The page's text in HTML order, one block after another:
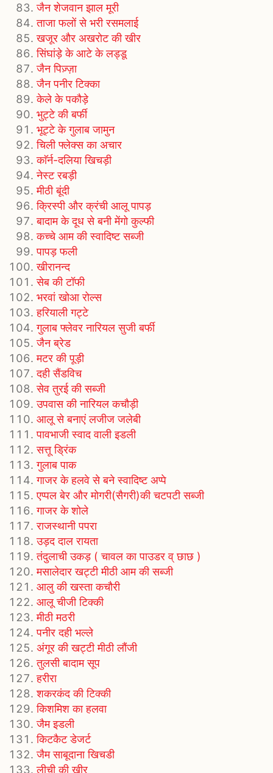
जैन शेजवान झाल मूरी
ताजा फलों से भरी रसमलाई
खजूर और अखरोट की खीर
सिंघांड़े के आटे के लड्डू
जैन पिज़्ज़ा
जैन पनीर टिक्का
केले के पकौड़े
भुट्टे की बर्फी
भूट्टे के गुलाब जामुन
चिली फ्लेक्स का अचार
काॅर्न-दलिया खिचड़ी
नेस्ट रबड़ी
मीठी बूंदी
क्रिस्पी और क्रंची आलू पापड़
बादाम के दूध से बनी मेंगो कुल्फी
कच्चे आम की स्वादिष्ट सब्जी
पापड़ फली
खीरानन्द
सेब की टॉफी
भरवां खोआ रोल्स
हरियाली गट्टे
गुलाब फ्लेवर नारियल सुजी बर्फी
जैन ब्रेड
मटर की पूड़ी
दही सैंडविच
सेव तुरई की सब्जी
उपवास की नारियल कचौड़ी
आलू से बनाएं लजीज जलेबी
पावभाजी स्वाद वाली इडली
सत्तू ड्रिंक
गुलाब पाक
गाजर के हलवे से बने स्वादिष्ट अप्पे
एप्पल बेर और मोगरी(सैगरी)की चटपटी सब्जी
गाजर के शोले
राजस्‍थानी पपरा
उड़द दाल रायता
तंदुलाची उकड़ ( चावल का पाउडर व् छाछ )
मसालेदार खट्टी मीठी आम की सब्जी
आलु की खस्ता कचौरी
आलू चीजी टिक्की
मीठी मठरी
पनीर दही भल्ले
अंगूर की खट्टी मीठी लौंजी
तुलसी बादाम सूप
हरीरा
शकरकंद की टिक्की
किशमिश का हलवा
जैम इडली
किटकैट डेजर्ट
जैम साबूदाना खिचडी
लीची की खीर